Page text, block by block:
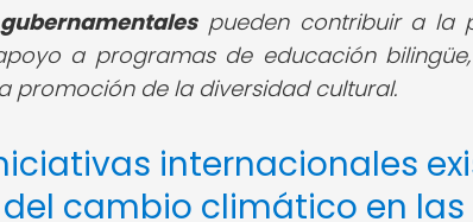
pueden contribuir a la
a programas de educación
promoción de la diversidad cultural.
internacionales
cambio climático en